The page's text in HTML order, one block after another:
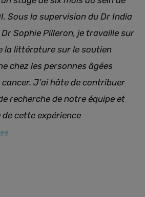
Sous la supervision du Dr India
Sophie Pilleron, je travaille sur
la littérature sur le soutien
chez les personnes âgées
J’ai hâte de contribuer
recherche de notre équipe et
de cette expérience